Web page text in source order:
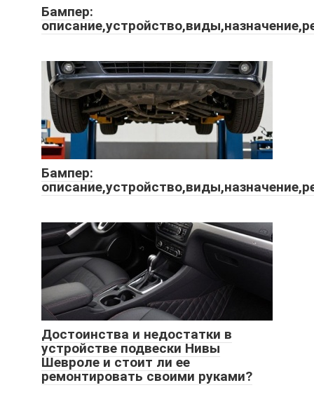
Бампер:
Бампер:
Достоинства и недостатки в
устройстве подвески Нивы
Шевроле и стоит ли ее
ремонтировать своими руками?